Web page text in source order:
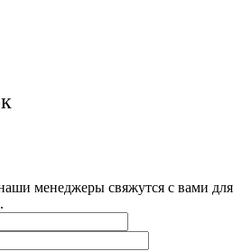
менеджеры свяжутся с вами для